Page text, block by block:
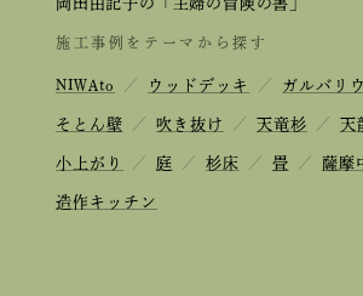
岡田由記子の「主婦の冒険の書」
施工事例をテーマから探す
NIWAto ／ ウッドデッキ ／ ガルバリ
そとん壁 ／ 吹き抜け ／ 天竜杉 ／ 天
小上がり ／ 庭 ／ 杉床 ／ 畳 ／ 薩摩
造作キッチン